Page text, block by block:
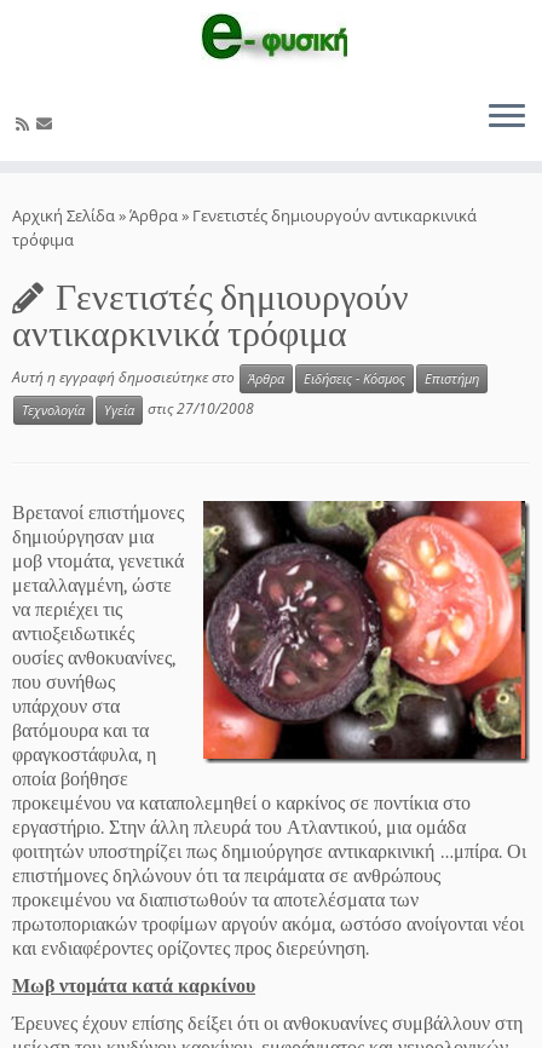
στο
περιεχόμενο
Αρχική Σελίδα»Άρθρα» Γενετιστές δημιουργούν αντικαρκινικά
τρόφιμα
Γενετιστές δημιουργούν
αντικαρκινικά τρόφιμα
Αυτή η εγγραφή δημοσιεύτηκε στο Άρθρα Ειδήσεις - Κόσμος
Επιστήμη
Τεχνολογία
Υγεία στις27/10/2008
Βρετανοί επιστήμονες
δημιούργησαν μια
μοβ ντομάτα, γενετικά
μεταλλαγμένη, ώστε
να περιέχει τις
αντιοξειδωτικές
ουσίες ανθοκυανίνες,
που συνήθως
υπάρχουν στα
βατόμουρα και τα
φραγκοστάφυλα, η
οποία βοήθησε
προκειμένου να καταπολεμηθεί ο καρκίνος σε ποντίκια στο
εργαστήριο. Στην άλλη πλευρά του Ατλαντικού, μια ομάδα
φοιτητών υποστηρίζει πως δημιούργησε αντικαρκινική …μπίρα. Οι
επιστήμονες δηλώνουν ότι τα πειράματα σε ανθρώπους
προκειμένου να διαπιστωθούν τα αποτελέσματα των
πρωτοποριακών τροφίμων αργούν ακόμα, ωστόσο ανοίγονται νέοι
και ενδιαφέροντες ορίζοντες προς διερεύνηση.
Μωβ ντομάτα κατά καρκίνου
Έρευνες έχουν επίσης δείξει ότι οι ανθοκυανίνες συμβάλλουν στη